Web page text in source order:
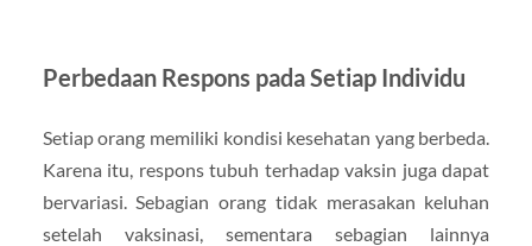
Perbedaan Respons pada Setiap Individu
Setiap orang memiliki kondisi kesehatan yang berbeda.
Karena itu, respons tubuh terhadap vaksin juga dapat
bervariasi. Sebagian orang tidak merasakan keluhan
setelah vaksinasi, sementara sebagian lainnya